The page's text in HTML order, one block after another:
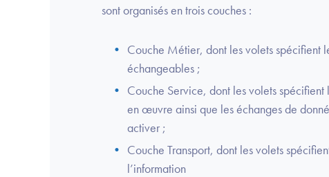
sont organisés en trois couches :
Couche Métier, dont les volets spécifient
échangeables ;
Couche Service, dont les volets spécifient
en œuvre ainsi que les échanges de
activer ;
Couche Transport, dont les volets
l’information